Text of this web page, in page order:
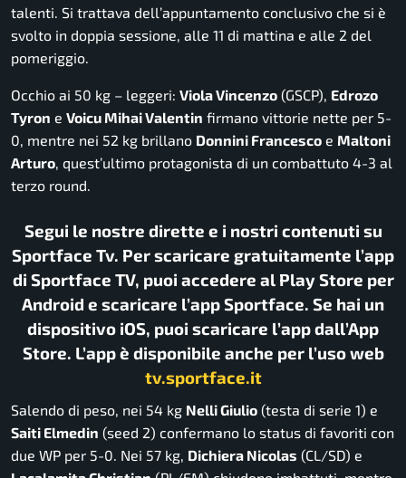
talenti. Si trattava dell’appuntamento conclusivo che si è
svolto in doppia sessione, alle 11 di mattina e alle 2 del
pomeriggio.
Occhio ai 50 kg – leggeri: Viola Vincenzo (GSCP), Edrozo
Tyron e Voicu Mihai Valentin firmano vittorie nette per 5-
0, mentre nei 52 kg brillano Donnini Francesco e Maltoni
Arturo, quest’ultimo protagonista di un combattuto 4-3 al
terzo round.
Segui le nostre dirette e i nostri contenuti su
Sportface Tv. Per scaricare gratuitamente l’app
di Sportface TV, puoi accedere al Play Store per
Android e scaricare l’app Sportface. Se hai un
dispositivo iOS, puoi scaricare l’app dall’App
Store. L’app è disponibile anche per l’uso web
tv.sportface.it
Salendo di peso, nei 54 kg Nelli Giulio (testa di serie 1) e
Saiti Elmedin (seed 2) confermano lo status di favoriti con
due WP per 5-0. Nei 57 kg, Dichiera Nicolas (CL/SD) e